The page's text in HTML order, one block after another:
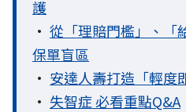
護
• 從「理賠門檻」、「
保單盲區
• 安達人壽打造「輕度
• 失智症 必看重點Q&A